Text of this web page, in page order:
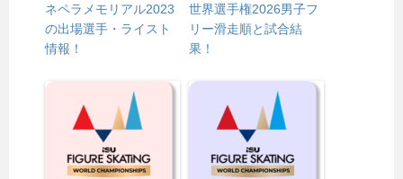
ネペラメモリアル2023
の出場選手・ライスト
情報！
世界選手権2026男子フ
リー滑走順と試合結
果！